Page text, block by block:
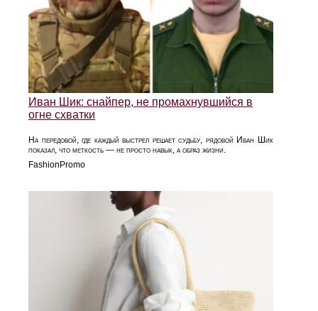
Иван Шик: снайпер, не промахнувшийся в
огне схватки
На передовой, где каждый выстрел решает судьбу, рядовой Иван Шик
показал, что меткость — не просто навык, а образ жизни.
FashionPromo